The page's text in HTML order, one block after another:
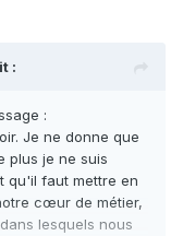
:
:
Je ne donne que
plus je ne suis
qu'il faut mettre en
cœur de métier,
lesquels nous